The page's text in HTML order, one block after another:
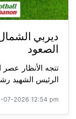
الصعود
تتجه الأنظار
الرئيس الشهيد
07-2026 12:54 pm